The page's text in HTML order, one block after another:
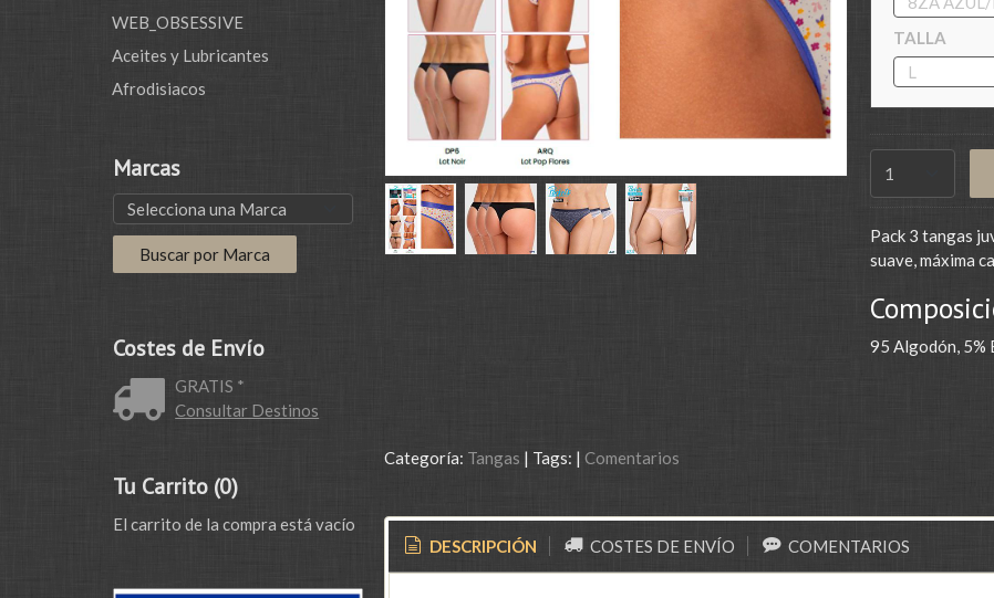
WEB_OBSESSIVE
Aceites y Lubricantes
Afrodisiacos
Marcas
Costes de Envío
GRATIS *
Consultar Destinos
Tu Carrito (0)
El carrito de la compra está vacío
TALLA
Pack 3 tangas
suave, máxima
95 Algodón, 5%
Categoría: Tangas | Tags: | Comentarios
DESCRIPCIÓN COSTES DE ENVÍO COMENTARIOS